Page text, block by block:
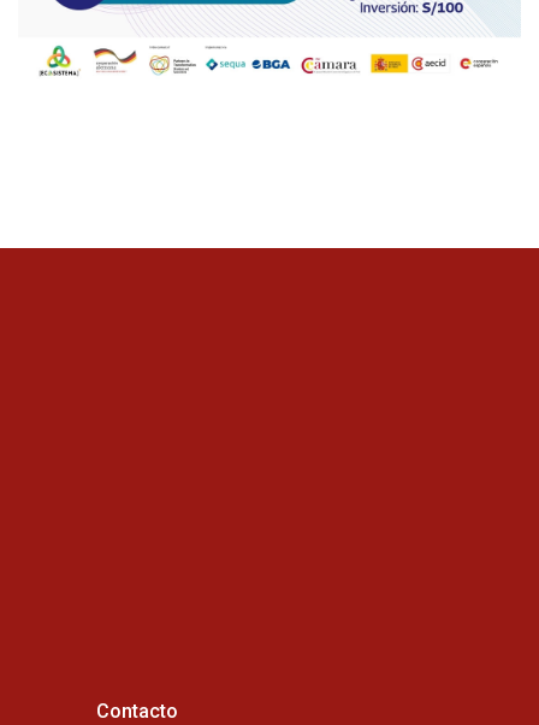
Contacto